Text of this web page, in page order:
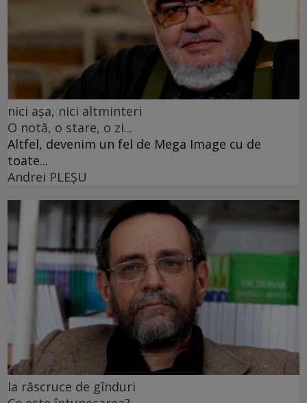
nici așa, nici altminteri
O notă, o stare, o zi...
Altfel, devenim un fel de Mega Image cu de
toate...
Andrei PLEŞU
la răscruce de gînduri